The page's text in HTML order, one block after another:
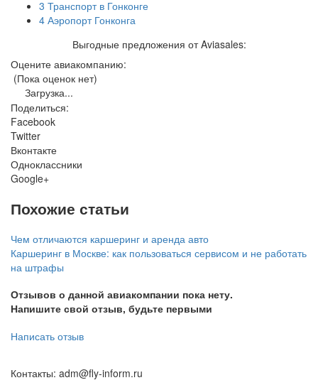
3 Транспорт в Гонконге
4 Аэропорт Гонконга
Выгодные предложения от Aviasales:
Оцените авиакомпанию:
(Пока оценок нет)
Загрузка...
Поделиться:
Facebook
Twitter
Вконтакте
Одноклассники
Google+
Похожие статьи
Чем отличаются каршеринг и аренда авто
Каршеринг в Москве: как пользоваться сервисом и не работать
на штрафы
Отзывов о данной авиакомпании пока нету.
Напишите свой отзыв, будьте первыми
Написать отзыв
Контакты: adm@fly-inform.ru